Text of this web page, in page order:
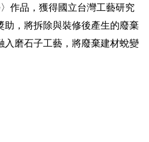
作品，獲得國立台灣工藝研究
助，將拆除與裝修後產生的廢棄
入磨石子工藝，將廢棄建材蛻變